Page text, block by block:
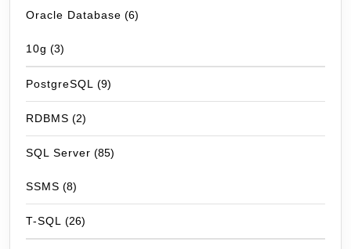
Oracle Database (6)
10g (3)
PostgreSQL (9)
RDBMS (2)
SQL Server (85)
SSMS (8)
T-SQL (26)